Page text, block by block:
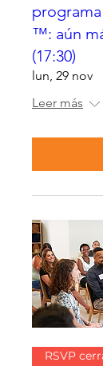
™: aún
(17:30)
lun, 29 nov
Leer más
RSVP